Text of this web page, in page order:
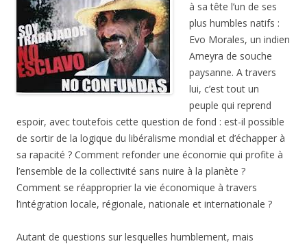
à sa tête l’un de ses
plus humbles natifs :
Evo Morales, un indien
Ameyra de souche
paysanne. A travers
lui, c’est tout un
peuple qui reprend
espoir, avec toutefois cette question de fond : est-il possible
de sortir de la logique du libéralisme mondial et d’échapper à
sa rapacité ? Comment refonder une économie qui profite à
l’ensemble de la collectivité sans nuire à la planète ?
Comment se réapproprier la vie économique à travers
l’intégration locale, régionale, nationale et internationale ?
Autant de questions sur lesquelles humblement, mais